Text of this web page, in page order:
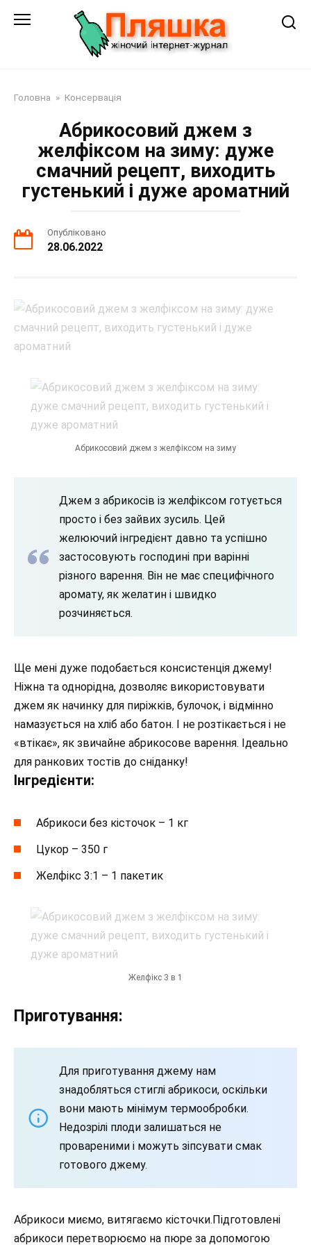
Головна » Консервація
Абрикосовий джем з
желфіксом на зиму: дуже
смачний рецепт, виходить
густенький і дуже ароматний
Опубліковано
28.06.2022
Абрикосовий джем з желфіксом на зиму
Джем з абрикосів із желфіксом готується
просто і без зайвих зусиль. Цей
желюючий інгредієнт давно та успішно
застосовують господині при варінні
різного варення. Він не має специфічного
аромату, як желатин і швидко
розчиняється.
Ще мені дуже подобається консистенція джему!
Ніжна та однорідна, дозволяє використовувати
джем як начинку для пиріжків, булочок, і відмінно
намазується на хліб або батон. І не розтікається і не
«втікає», як звичайне абрикосове варення. Ідеально
для ранкових тостів до сніданку!
Інгредієнти:
Абрикоси без кісточок – 1 кг
Цукор – 350 г
Желфікс 3:1 – 1 пакетик
Желфікс 3 в 1
Приготування:
Для приготування джему нам
знадобляться стиглі абрикоси, оскільки
вони мають мінімум термообробки.
Недозрілі плоди залишаться не
провареними і можуть зіпсувати смак
готового джему.
Абрикоси миємо, витягаємо кісточки.Підготовлені
абрикоси перетворюємо на пюре за допомогою